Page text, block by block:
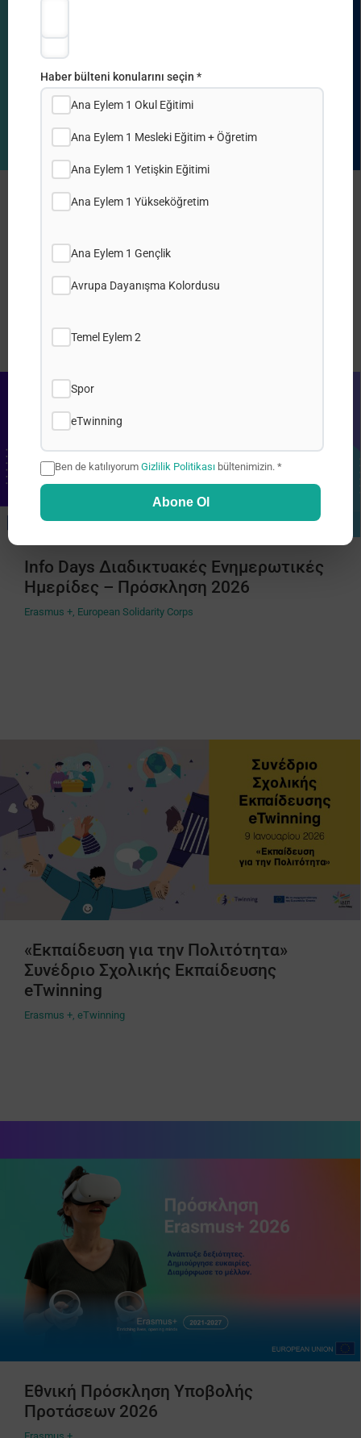
Διαδικτυακές Ημερίδες Ενημέρωσης
Σχέδια Βασικής Δράσης 2
Erasmus +
Info Days Διαδικτυακές Ενημερωτικές
Ημερίδες – Πρόσκληση 2026
Erasmus +, European Solidarity Corps
«Εκπαίδευση για την Πολιτότητα»
Συνέδριο Σχολικής Εκπαίδευσης
eTwinning
Erasmus + eTwinning
Εθνική Πρόσκληση Υποβολής
Προτάσεων 2026
Haber bülteni konularını seçin *
Ana Eylem 1 Okul Eğitimi
Ana Eylem 1 Mesleki Eğitim + Öğretim
Ana Eylem 1 Yetişkin Eğitimi
Ana Eylem 1 Yükseköğretim
Ana Eylem 1 Gençlik
Avrupa Dayanışma Kolordusu
Temel Eylem 2
Spor
eTwinning
Ben de katılıyorum Gizlilik Politikası bültenimizin. *
Abone Ol